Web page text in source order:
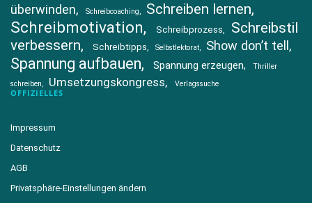
überwinden
Schreibcoaching Schreiben lernen
Schreibmotivation Schreibprozess
Schreibstil
verbessern
Schreibtipps Selbstlektorat Show don’t tell
Spannung aufbauen Spannung erzeugen
Thriller
schreiben
Umsetzungskongress Verlagssuche
OFFIZIELLES
Impressum
Datenschutz
AGB
Privatsphäre-Einstellungen ändern